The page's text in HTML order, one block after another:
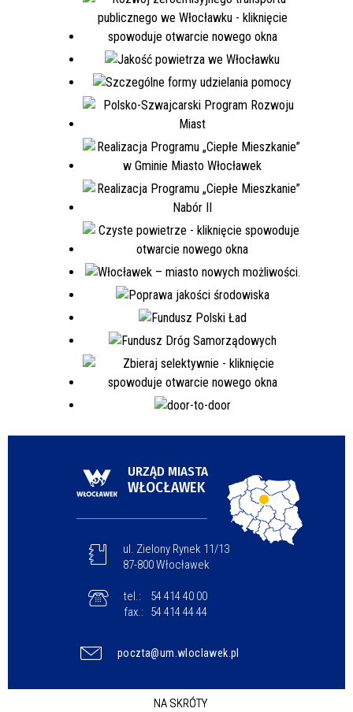
URZĄD MIASTA
WŁOCŁAWEK
ul. Zielony Rynek 11/13
87-800 Włocławek
tel.:
54 414 40 00
fax.:
54 414 44 44
poczta@um.wloclawek.pl
NA SKRÓTY